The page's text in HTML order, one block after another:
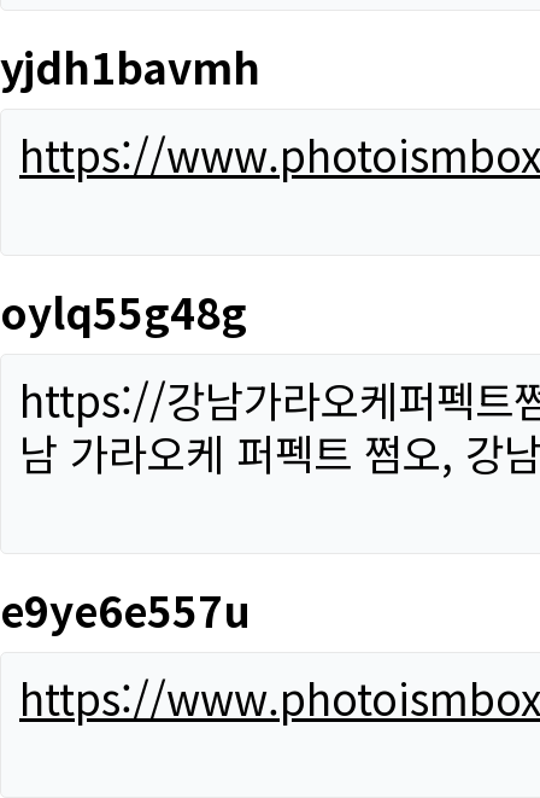
yjdh1bavmh
https://
oylq55g48g
https://강남가라오케퍼펙트
남 가라오케 퍼펙트 쩜오, 강
e9ye6e557u
https://